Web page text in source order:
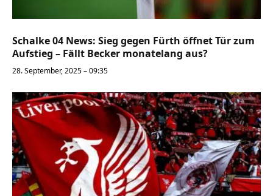
Schalke 04 News: Sieg gegen Fürth öffnet Tür zum
Aufstieg – Fällt Becker monatelang aus?
28. September, 2025 – 09:35